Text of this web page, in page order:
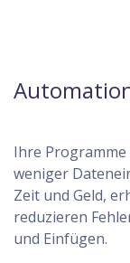
Ihre
weniger
Zeit und Geld,
reduzieren
und Einfügen.